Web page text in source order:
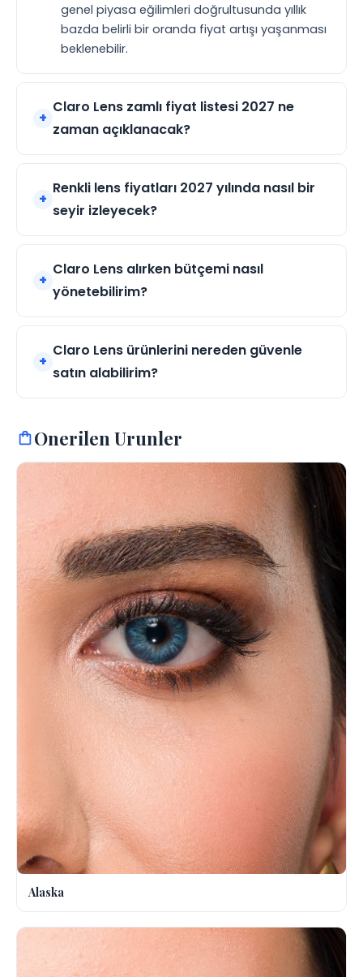
genel piyasa eğilimleri doğrultusunda yıllık
bazda belirli bir oranda fiyat artışı yaşanması
beklenebilir.
Claro Lens zamlı fiyat listesi 2027 ne
zaman açıklanacak?
Renkli lens fiyatları 2027 yılında nasıl bir
seyir izleyecek?
Claro Lens alırken bütçemi nasıl
yönetebilirim?
Claro Lens ürünlerini nereden güvenle
satın alabilirim?
Onerilen Urunler
Alaska